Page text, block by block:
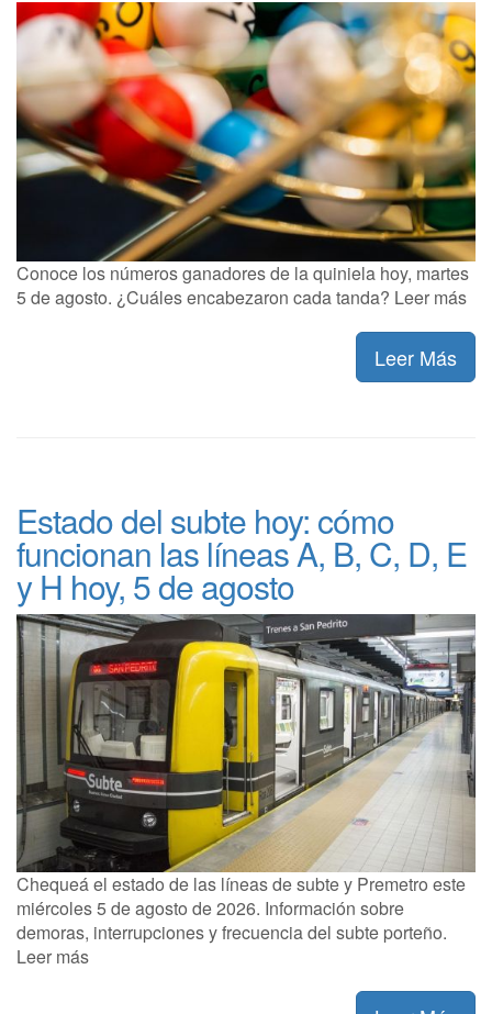
Conoce los números ganadores de la quiniela hoy, martes
5 de agosto. ¿Cuáles encabezaron cada tanda? Leer más
Leer Más
Estado del subte hoy: cómo
funcionan las líneas A, B, C, D, E
y H hoy, 5 de agosto
Chequeá el estado de las líneas de subte y Premetro este
miércoles 5 de agosto de 2026. Información sobre
demoras, interrupciones y frecuencia del subte porteño.
Leer más